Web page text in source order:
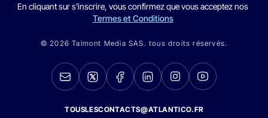
En cliquant sur s'inscrire, vous confirmez que vous acceptez nos
Termes et Conditions
© 2026 Talmont Media SAS. tous droits réservés.
TOUSLESCONTACTS@ATLANTICO.FR